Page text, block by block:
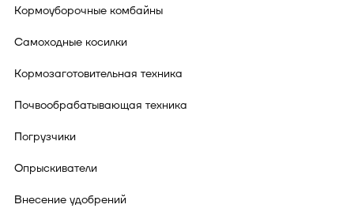
Кормоуборочные комбайны
Самоходные косилки
Кормозаготовительная техника
Почвообрабатывающая техника
Погрузчики
Опрыскиватели
Внесение удобрений